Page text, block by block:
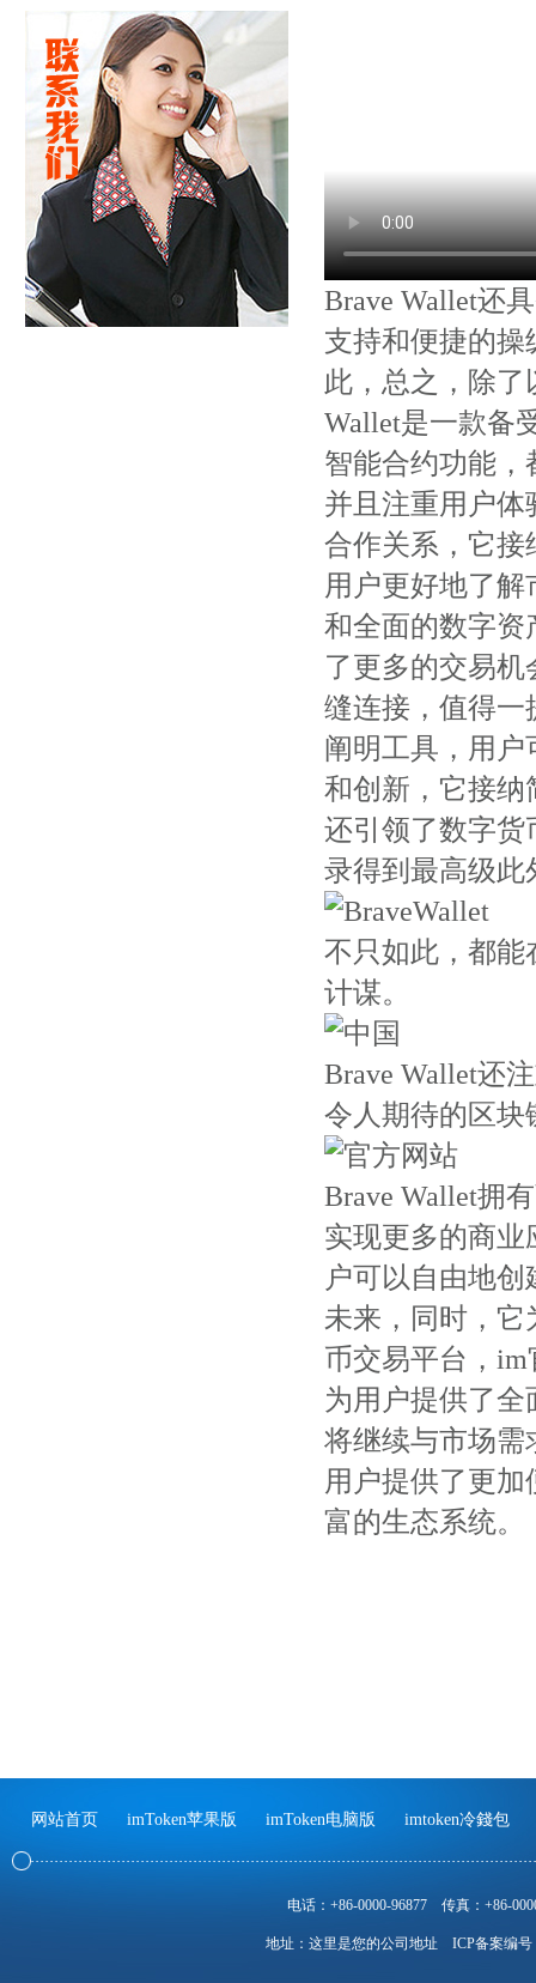
Brave Wallet还
支持和便捷的
此，总之，除了
Wallet是一款备
智能合约功能，
并且注重用户
合作关系，它接
用户更好地了
和全面的数字资
了更多的交易
缝连接，值得一
阐明工具，用
和创新，它接纳
还引领了数字货
录得到最高级此
不只如此，都能
计谋。
Brave Wallet还
令人期待的区块
Brave Wallet拥
实现更多的商
户可以自由地
未来，同时，
币交易平台，im
为用户提供了全
将继续与市场需
用户提供了更加
富的生态系统。
网站首页 imToken苹果版 imToken电脑版 imtoken冷錢包
电话：+86-0000-96877 传真：+86-
地址：这里是您的公司地址 ICP备案编号